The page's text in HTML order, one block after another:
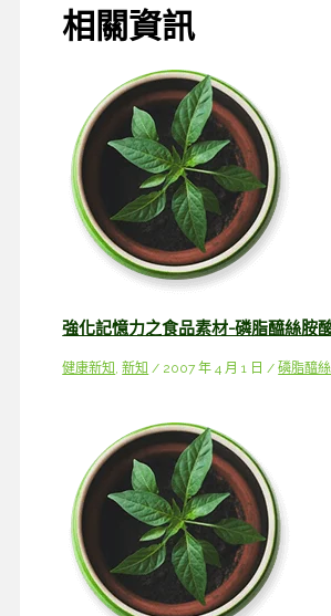
相關資訊
強化記憶力之食品素材-磷脂醯絲胺
健康新知 ,新知 / 2007 年 4 月 1 日/磷脂醯